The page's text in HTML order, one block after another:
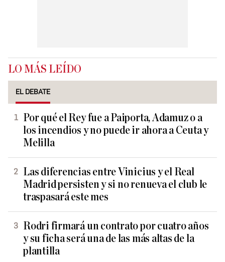
LO MÁS LEÍDO
EL DEBATE
Por qué el Rey fue a Paiporta, Adamuz o a
los incendios y no puede ir ahora a Ceuta y
Melilla
Las diferencias entre Vinicius y el Real
Madrid persisten y si no renueva el club le
traspasará este mes
Rodri firmará un contrato por cuatro años
y su ficha será una de las más altas de la
plantilla